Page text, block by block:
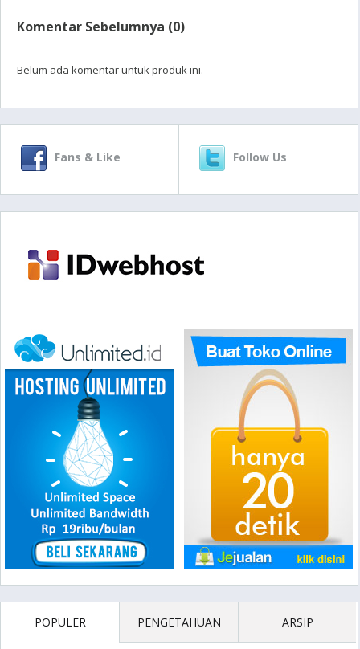
Komentar Sebelumnya (0)
Belum ada komentar untuk produk ini.
Fans & Like Follow Us
POPULER PENGETAHUAN ARSIP